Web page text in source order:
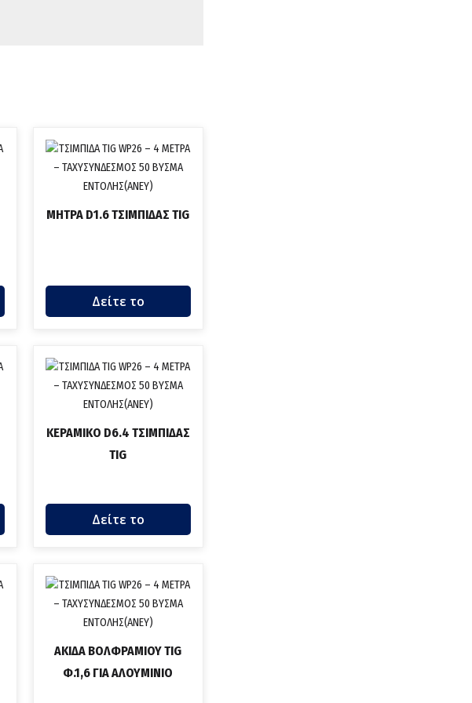
ΜΗΤΡΑ D1.6 ΤΣΙΜΠΙΔΑΣ TIG
Δείτε το
ΚΕΡΑΜΙΚΟ D6.4 ΤΣΙΜΠΙΔΑΣ
TIG
Δείτε το
ΑΚΙΔΑ ΒΟΛΦΡΑΜΙΟΥ TIG
Φ.1,6 ΓΙΑ ΑΛΟΥΜΙΝΙΟ